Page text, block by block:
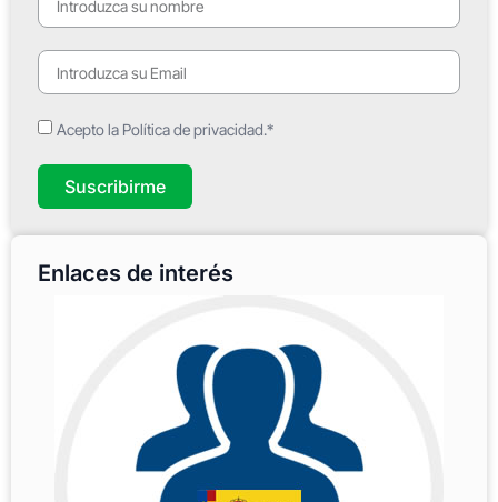
Acepto la Política de privacidad.*
Suscribirme
Enlaces de interés